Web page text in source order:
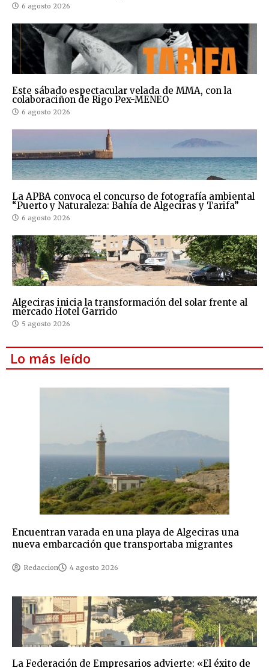
6 agosto 2026
Este sábado espectacular velada de MMA, con la
colaboraciñon de Rigo Pex-MENEO
6 agosto 2026
La APBA convoca el concurso de fotografía ambiental
“Puerto y Naturaleza: Bahía de Algeciras y Tarifa”
6 agosto 2026
Algeciras inicia la transformación del solar frente al
mercado Hotel Garrido
5 agosto 2026
Lo más leído
Encuentran varada en una playa de Algeciras una
nueva embarcación que transportaba migrantes
Redaccion 4 agosto 2026
La Federación de Empresarios advierte: «El éxito de